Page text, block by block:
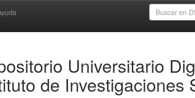
Universitario
de Investigaciones